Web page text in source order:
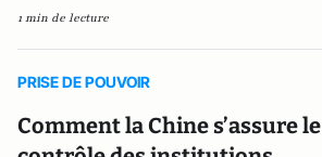
1 min de lecture
PRISE DE POUVOIR
Comment la Chine s’assure le